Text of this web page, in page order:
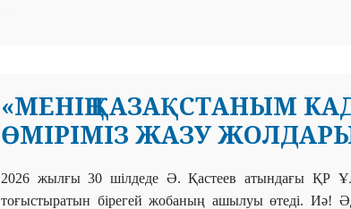
«МЕНІҢ ҚАЗАҚСТАНЫМ
ӨМІРІМІЗ ЖАЗУ
2026 жылғы 30 шілдеде Ә. Қастеев атындағы ҚР
тоғыстыратын бірегей жобаның ашылуы өтеді. Иә!